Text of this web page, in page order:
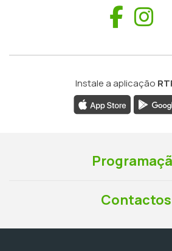
Instale a aplicação
Contactos